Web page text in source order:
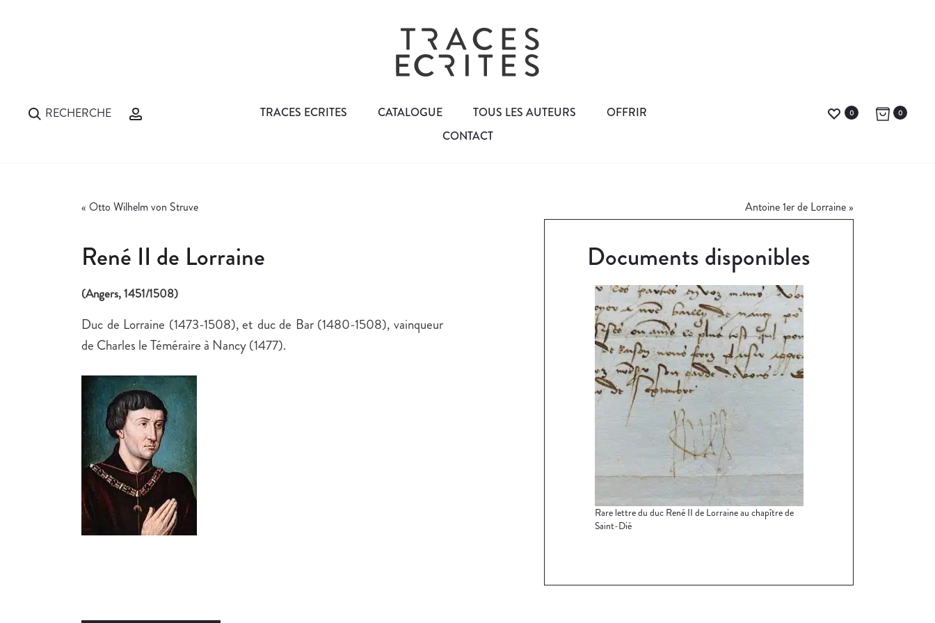
RECHERCHE TRACES ECRITES CATALOGUE TOUS LES AUTEURS
OFFRIR
CONTACT
0 0
« Otto Wilhelm von Struve Antoine 1er de Lorraine »
René II de Lorraine
(Angers, 1451/1508)
Duc de Lorraine (1473-1508), et duc de Bar (1480-1508), vainqueur
de Charles le Téméraire à Nancy (1477).
Documents disponibles
Rare lettre du duc René II de Lorraine au chapître de
Saint-Dié